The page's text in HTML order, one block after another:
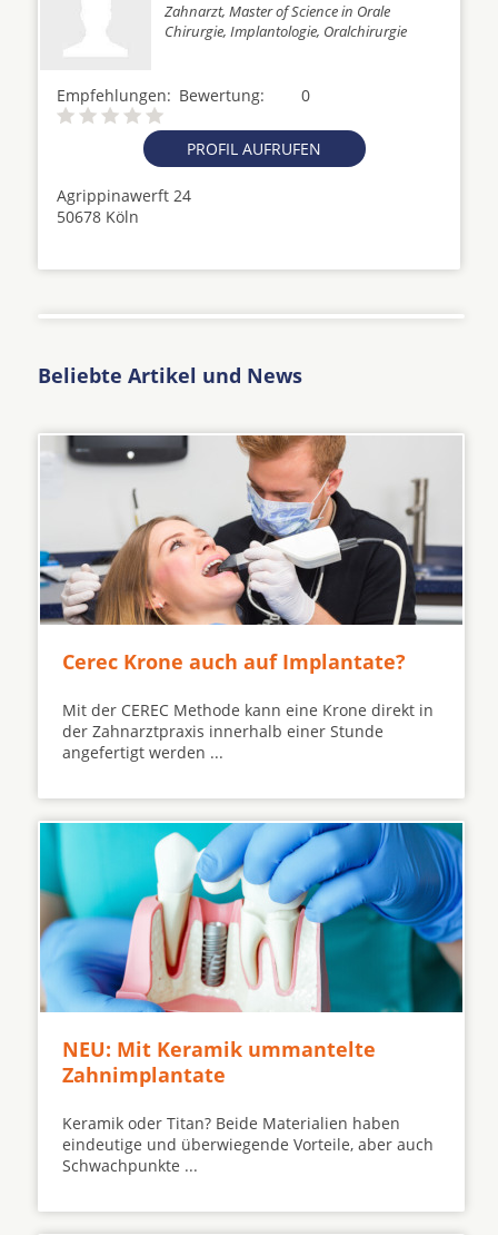
Zahnarzt, Master of Science in Orale
Chirurgie, Implantologie, Oralchirurgie
Empfehlungen: 0
Bewertung:
PROFIL AUFRUFEN
Agrippinawerft 24
50678 Köln
Beliebte Artikel und News
Cerec Krone auch auf Implantate?
Mit der CEREC Methode kann eine Krone direkt in
der Zahnarztpraxis innerhalb einer Stunde
angefertigt werden ...
NEU: Mit Keramik ummantelte
Zahnimplantate
Keramik oder Titan? Beide Materialien haben
eindeutige und überwiegende Vorteile, aber auch
Schwachpunkte ...